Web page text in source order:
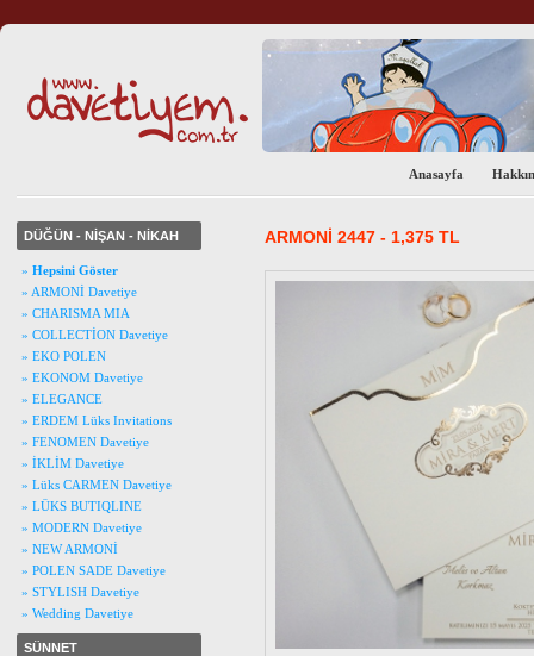
Anasayfa
DÜĞÜN - NİŞAN - NİKAH
» Hepsini Göster
» ARMONİ Davetiye
» CHARISMA MIA
» COLLECTİON Davetiye
» EKO POLEN
» EKONOM Davetiye
» ELEGANCE
» ERDEM Lüks Invitations
» FENOMEN Davetiye
» İKLİM Davetiye
» Lüks CARMEN Davetiye
» LÜKS BUTIQLINE
» MODERN Davetiye
» NEW ARMONİ
» POLEN SADE Davetiye
» STYLISH Davetiye
» Wedding Davetiye
SÜNNET
ARMONİ 2447 - 1,375 TL